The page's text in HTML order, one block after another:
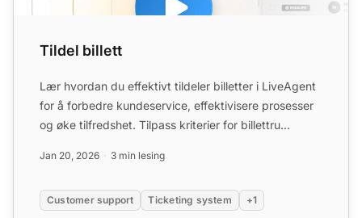
Tildel billett
Lær hvordan du effektivt tildeler billetter i LiveAgent
for å forbedre kundeservice, effektivisere prosesser
og øke tilfredshet. Tilpass kriterier for billettru...
Jan 20, 2026 3 min lesing
Customer support Ticketing system +1